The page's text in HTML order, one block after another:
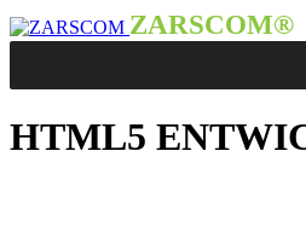
ZARSCOM®
HTML5